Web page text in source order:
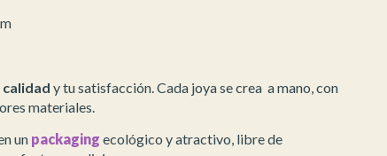
calidady tu satisfacción. Cada joya se crea a mano, con
materiales.
un packaging ecológico y atractivo, libre de